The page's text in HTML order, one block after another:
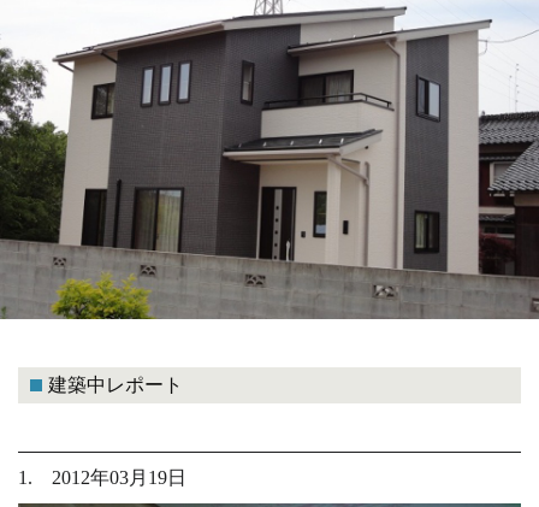
建築中レポート
1. 2012年03月19日